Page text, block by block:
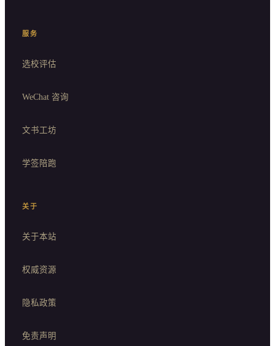
服务
选校评估
WeChat 咨询
文书工坊
学签陪跑
关于
关于本站
权威资源
隐私政策
免责声明